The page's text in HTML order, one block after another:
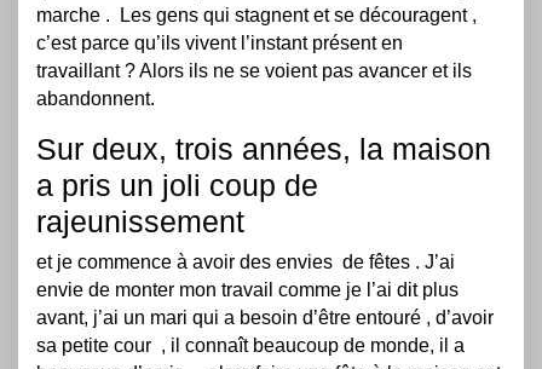
marche . Les gens qui stagnent et se découragent ,
c’est parce qu’ils vivent l’instant présent en
travaillant ? Alors ils ne se voient pas avancer et ils
abandonnent.
Sur deux, trois années, la maison
a pris un joli coup de
rajeunissement
et je commence à avoir des envies de fêtes . J’ai
envie de monter mon travail comme je l’ai dit plus
avant, j’ai un mari qui a besoin d’être entouré , d’avoir
sa petite cour , il connaît beaucoup de monde, il a